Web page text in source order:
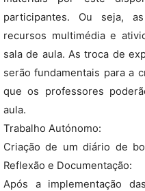
participantes. Ou seja,
recursos multimédia e
sala de aula. As troca de
serão fundamentais para a
que os professores
aula.
Trabalho Autónomo:
Criação de um diário de
Reflexão e Documentação:
Após a implementação